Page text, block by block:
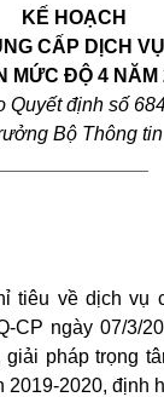
KẾ HOẠCH
CẤP DỊCH
MỨC ĐỘ 4 NĂM
Quyết định số
Bộ Thông
tiêu về dịch vụ
CP ngày 07/3/
pháp trọng
2019-2020, định